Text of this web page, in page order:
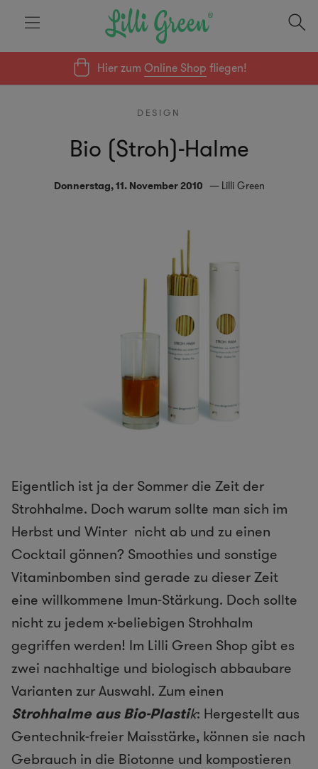
Hier zumOnline Shop fliegen!
DESIGN
Bio (Stroh)-Halme
Donnerstag, 11. November 2010 Lilli Green
Eigentlich ist ja der Sommer die Zeit der
Strohhalme. Doch warum sollte man sich im
Herbst und Winter nicht ab und zu einen
Cocktail gönnen? Smoothies und sonstige
Vitaminbomben sind gerade zu dieser Zeit
eine willkommene Imun-Stärkung. Doch sollte
nicht zu jedem x-beliebigen Strohhalm
gegriffen werden! Im Lilli Green Shop gibt es
zwei nachhaltige und biologisch abbaubare
Varianten zur Auswahl. Zum einen
Strohhalme aus Bio-Plastik: Hergestellt aus
Gentechnik-freier Maisstärke, können sie nach
Gebrauch in die Biotonne und kompostieren